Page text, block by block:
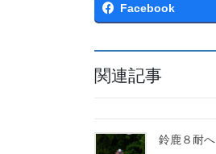
Facebook
関連記事
鈴鹿８耐へ